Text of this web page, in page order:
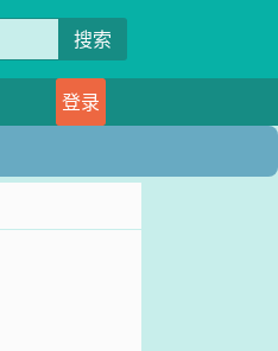
搜索
登录